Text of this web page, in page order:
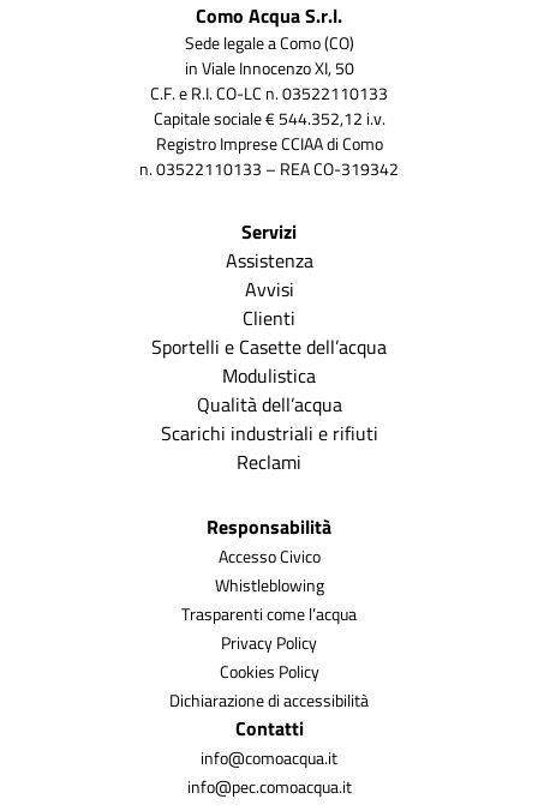
Como Acqua S.r.l.
Sede legale a Como (CO)
in Viale Innocenzo XI, 50
C.F. e R.I. CO-LC n. 03522110133
Capitale sociale € 544.352,12 i.v.
Registro Imprese CCIAA di Como
n. 03522110133 – REA CO-319342
Servizi
Assistenza
Avvisi
Clienti
Sportelli e Casette dell’acqua
Modulistica
Qualità dell’acqua
Scarichi industriali e rifiuti
Reclami
Responsabilità
Accesso Civico
Whistleblowing
Trasparenti come l’acqua
Privacy Policy
Cookies Policy
Dichiarazione di accessibilità
Contatti
info@comoacqua.it
info@pec.comoacqua.it